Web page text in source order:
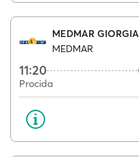
MEDMAR GIORGIA
MEDMAR
11:20
Procida